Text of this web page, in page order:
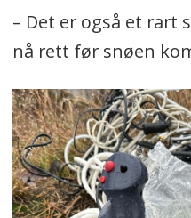
– Det er også et rart
nå rett før snøen